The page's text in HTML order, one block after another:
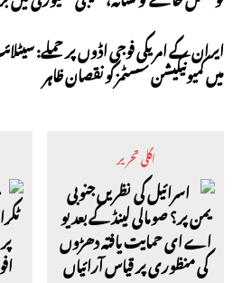
ایران کے امریکی فوجی اڈوں پر حملے:
میں کمیونیکیشن سسٹمز کو نقصان ظاہر
اگلی تحریر